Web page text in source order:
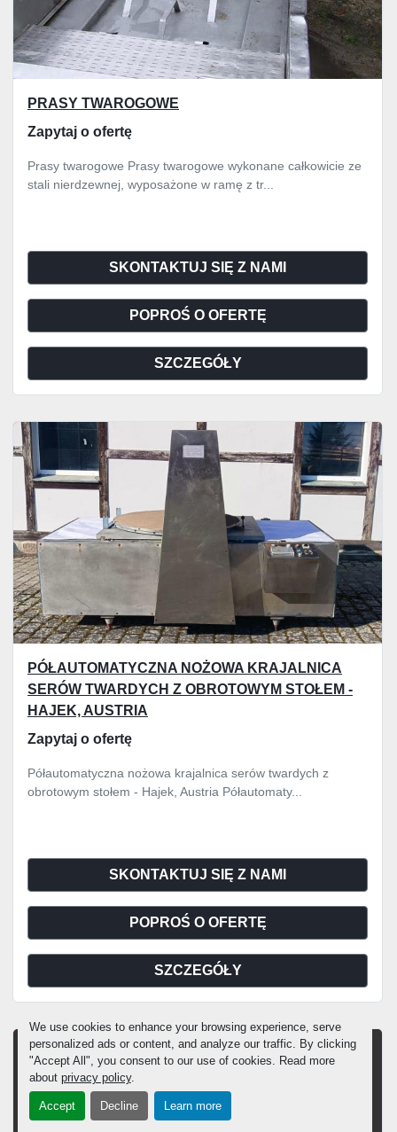
We use cookies to enhance your browsing experience, serve
personalized ads or content, and analyze our traffic. By clicking
"Accept All", you consent to our use of cookies. Read more
about privacy policy.
Accept Decline Learn more
PRASY TWAROGOWE
Zapytaj o ofertę
Prasy twarogowe Prasy twarogowe wykonane całkowicie ze
stali nierdzewnej, wyposażone w ramę z tr...
SKONTAKTUJ SIĘ Z NAMI
POPROŚ O OFERTĘ
SZCZEGÓŁY
PÓŁAUTOMATYCZNA NOŻOWA KRAJALNICA
SERÓW TWARDYCH Z OBROTOWYM STOŁEM -
HAJEK, AUSTRIA
Zapytaj o ofertę
Półautomatyczna nożowa krajalnica serów twardych z
obrotowym stołem - Hajek, Austria Półautomaty...
SKONTAKTUJ SIĘ Z NAMI
POPROŚ O OFERTĘ
SZCZEGÓŁY